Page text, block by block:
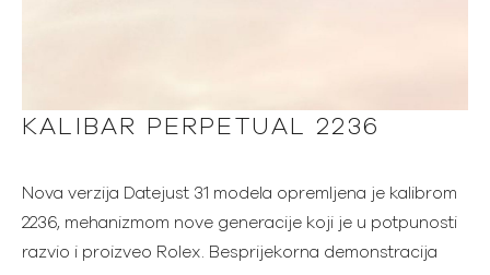
KALIBAR PERPETUAL 2236
Nova verzija Datejust 31 modela opremljena je kalibrom
2236, mehanizmom nove generacije koji je u potpunosti
razvio i proizveo Rolex. Besprijekorna demonstracija